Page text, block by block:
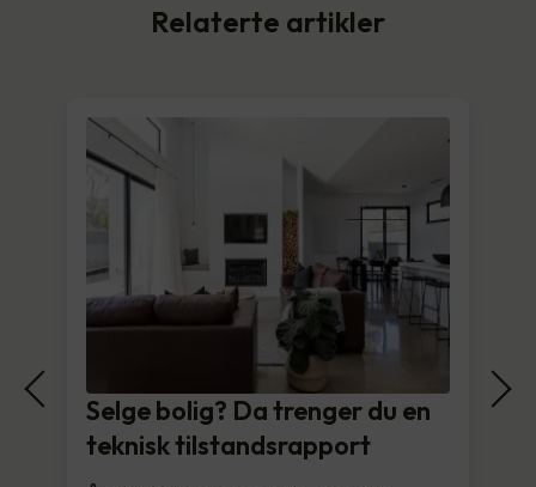
Relaterte artikler
Selge bolig? Da trenger du en
teknisk tilstandsrapport